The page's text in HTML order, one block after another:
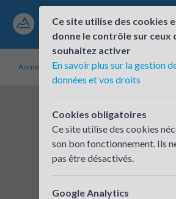
Accueil Établissements inscrits ALEC Lyon
Ce site utilise des cookies
donne le contrôle sur ceux
souhaitez activer
En savoir plus sur la gestion
données et vos droits
Cookies obligatoires
Ce site utilise des cookies
son bon fonctionnement. Ils
pas être désactivés.
Google Analytics